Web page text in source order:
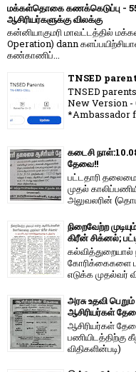
மக்கள்தொகை கணக்கெடுப்பு - 55
ஆசிரியர்களுக்கு விலக்கு
கன்னியாகுமரி மாவட்டத்தில்
Operation) dann
கண்காணிப்...
TNSED
TNSED
New Version -
*Ambassador
கடைசி
தேவை!!
பட்டதாரி
முதல்
அலுவலரின்
நிறைவேற்ற
கிரீன் சிக்னல்;
கல்வித்துறையால்
கோரிக்கைகளை
எடுக்க முதல்வர்
அரசு உதவி
ஆசிரியர்கள்
ஆசிரியர்கள்
விதிகளின்படி)